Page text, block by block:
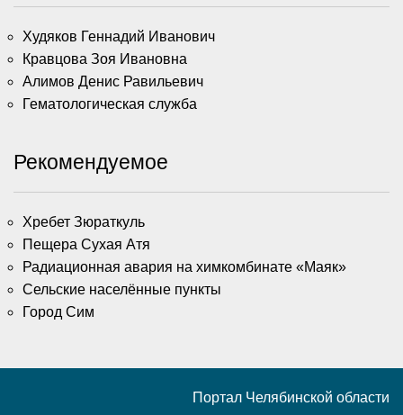
Худяков Геннадий Иванович
Кравцова Зоя Ивановна
Алимов Денис Равильевич
Гематологическая служба
Рекомендуемое
Хребет Зюраткуль
Пещера Сухая Атя
Радиационная авария на химкомбинате «Маяк»
Сельские населённые пункты
Город Сим
Портал Челябинской области